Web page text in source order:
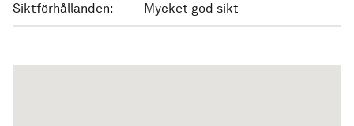
Siktförhållanden: Mycket god sikt